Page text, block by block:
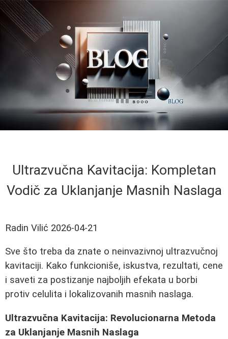
Ultrazvučna Kavitacija: Kompletan
Vodič za Uklanjanje Masnih Naslaga
Radin Vilić 2026-04-21
Sve što treba da znate o neinvazivnoj ultrazvučnoj
kavitaciji. Kako funkcioniše, iskustva, rezultati, cene
i saveti za postizanje najboljih efekata u borbi
protiv celulita i lokalizovanih masnih naslaga.
Ultrazvučna Kavitacija: Revolucionarna Metoda
za Uklanjanje Masnih Naslaga